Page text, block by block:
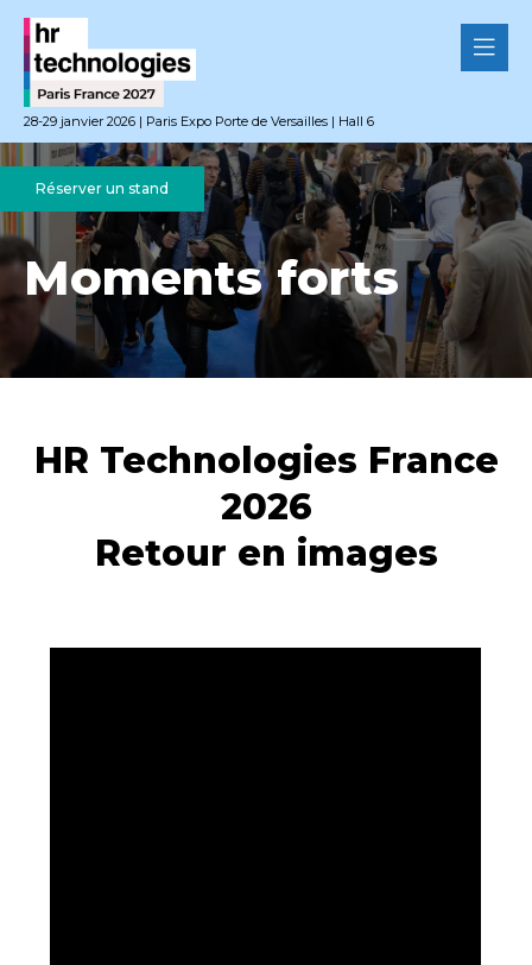
28-29 janvier 2026 | Paris Expo Porte de Versailles | Hall 6
Réserver un stand
Moments forts
HR Technologies France
2026
Retour en images